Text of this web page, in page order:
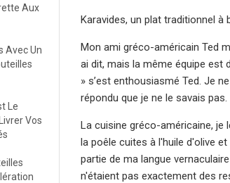
Aux
Avec Un
Le
Vos
Karavides, un plat traditionnel
Mon ami gréco-américain Ted
ai dit, mais la même équipe est
» s’est enthousiasmé Ted. Je
répondu que je ne le savais
La cuisine gréco-américaine, je
la poêle cuites à l'huile d'olive
partie de ma langue
n'étaient pas exactement des